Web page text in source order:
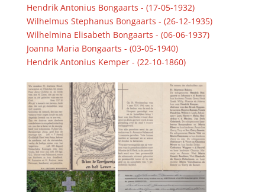
Hendrik Antonius Bongaarts - (17-05-1932)
Wilhelmus Stephanus Bongaarts - (26-12-1935)
Wilhelmina Elisabeth Bongaarts - (06-06-1937)
Joanna Maria Bongaarts - (03-05-1940)
Hendrik Antonius Kemper - (22-10-1860)